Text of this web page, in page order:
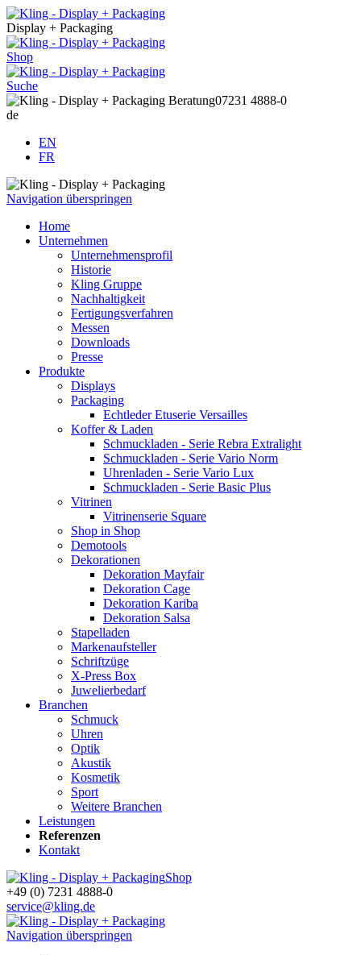
Display + Packaging
Shop
Suche
Beratung07231 4888-0
de
EN
FR
Navigation überspringen
Home
Unternehmen
Unternehmensprofil
Historie
Kling Gruppe
Nachhaltigkeit
Fertigungsverfahren
Messen
Downloads
Presse
Produkte
Displays
Packaging
Echtleder Etuserie Versailles
Koffer & Laden
Schmuckladen - Serie Rebra Extralight
Schmuckladen - Serie Vario Norm
Uhrenladen - Serie Vario Lux
Schmuckladen - Serie Basic Plus
Vitrinen
Vitrinenserie Square
Shop in Shop
Demotools
Dekorationen
Dekoration Mayfair
Dekoration Cage
Dekoration Kariba
Dekoration Salsa
Stapelladen
Markenaufsteller
Schriftzüge
X-Press Box
Juwelierbedarf
Branchen
Schmuck
Uhren
Optik
Akustik
Kosmetik
Sport
Weitere Branchen
Leistungen
Referenzen
Kontakt
Shop
+49 (0) 7231 4888-0
service@kling.de
Navigation überspringen